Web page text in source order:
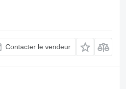
Contacter le vendeur